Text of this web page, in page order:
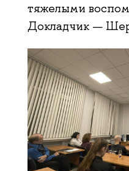
тяжелыми
Докладчик —